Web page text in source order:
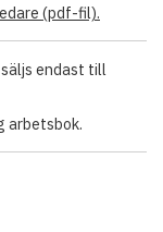
(pdf-fil).
endast till
arbetsbok.